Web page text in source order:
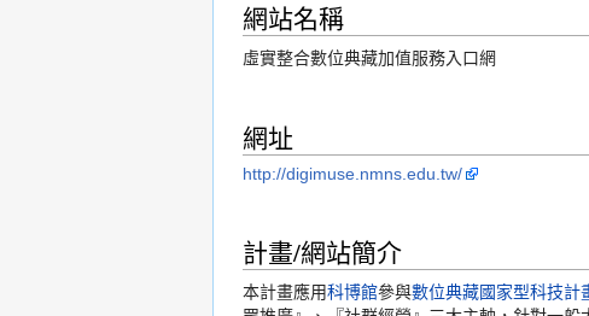
網站名稱
虛實整合數位典藏加值服務入口網
網址
http://digimuse.nmns.edu.tw/
計畫/網站簡介
本計畫應用科博館參與數位典藏國家型科技計